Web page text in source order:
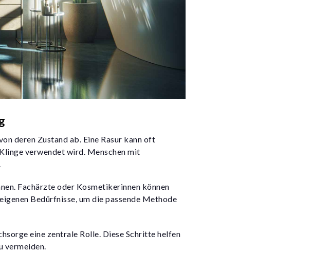
deren Zustand ab. Eine Rasur kann oft
verwendet wird. Menschen mit
Fachärzte oder Kosmetikerinnen können
Bedürfnisse, um die passende Methode
eine zentrale Rolle. Diese Schritte helfen
vermeiden.